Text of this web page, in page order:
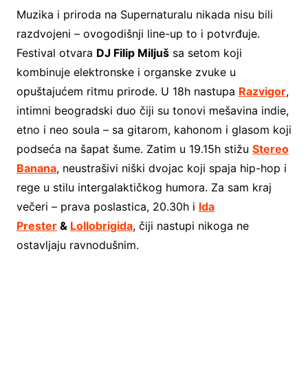
Muzika i priroda na Supernaturalu nikada nisu bili
razdvojeni – ovogodišnji line-up to i potvrđuje.
Festival otvara DJ Filip Miljušsa setom koji
kombinuje elektronske i organske zvuke u
opuštajućem ritmu prirode. U 18h nastupa Razvigor,
intimni beogradski duo čiji su tonovi mešavina indie,
etno i neo soula – sa gitarom, kahonom i glasom koji
podseća na šapat šume. Zatim u 19.15h stižu Stereo
Banana, neustrašivi niški dvojac koji spaja hip-hop i
rege u stilu intergalaktičkog humora. Za sam kraj
večeri – prava poslastica, 20.30h i Ida
Prester& Lollobrigida, čiji nastupi nikoga ne
ostavljaju ravnodušnim.